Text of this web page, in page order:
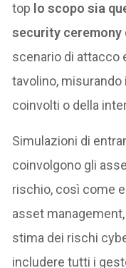
top lo scopo sia
security ceremony
scenario di attacco
tavolino,
coinvolti o della
Simulazioni di
coinvolgono gli
rischio, così come
asset
stima dei rischi
includere tutti i